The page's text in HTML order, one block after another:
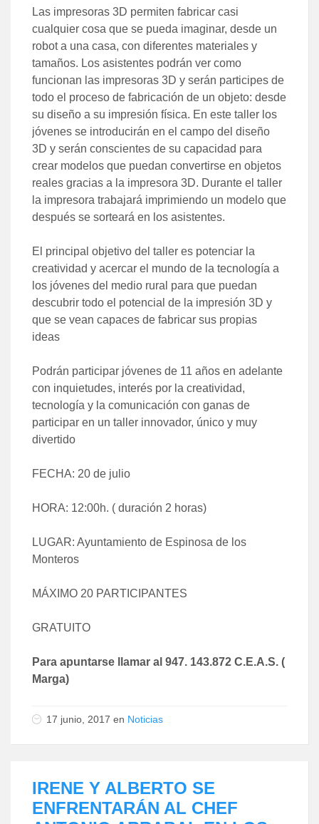
Las impresoras 3D permiten fabricar casi
cualquier cosa que se pueda imaginar, desde un
robot a una casa, con diferentes materiales y
tamaños. Los asistentes podrán ver como
funcionan las impresoras 3D y serán participes de
todo el proceso de fabricación de un objeto: desde
su diseño a su impresión física. En este taller los
jóvenes se introducirán en el campo del diseño
3D y serán conscientes de su capacidad para
crear modelos que puedan convertirse en objetos
reales gracias a la impresora 3D. Durante el taller
la impresora trabajará imprimiendo un modelo que
después se sorteará en los asistentes.
El principal objetivo del taller es potenciar la
creatividad y acercar el mundo de la tecnología a
los jóvenes del medio rural para que puedan
descubrir todo el potencial de la impresión 3D y
que se vean capaces de fabricar sus propias
ideas
Podrán participar jóvenes de 11 años en adelante
con inquietudes, interés por la creatividad,
tecnología y la comunicación con ganas de
participar en un taller innovador, único y muy
divertido
FECHA: 20 de julio
HORA: 12:00h. ( duración 2 horas)
LUGAR: Ayuntamiento de Espinosa de los
Monteros
MÁXIMO 20 PARTICIPANTES
GRATUITO
Para apuntarse llamar al 947. 143.872 C.E.A.S. (
Marga)
17 junio, 2017 en Noticias
IRENE Y ALBERTO SE
ENFRENTARÁN AL CHEF